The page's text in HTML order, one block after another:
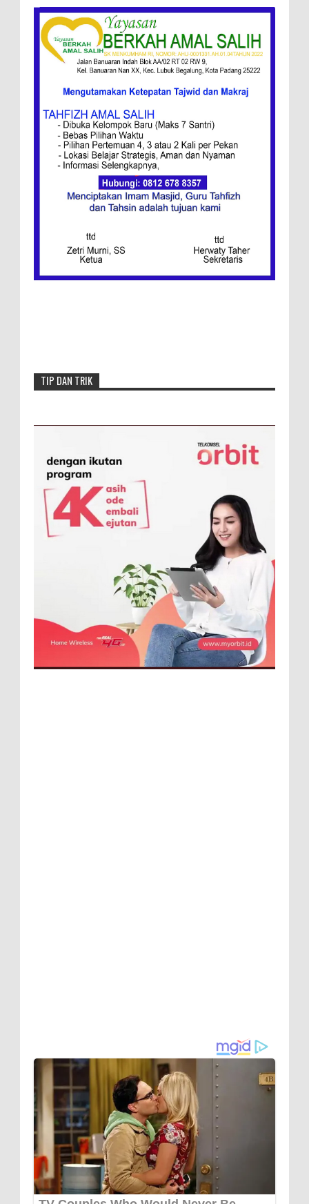
Kebakaran Hebat, Israel Dapat Cobaan
Ini Resep Bubur Terik, Kuliner Khas Jawa
Tengah
Menang, Semen Padang FC Pemuncak
Klasemen Wilayah Barat
TIP DAN TRIK